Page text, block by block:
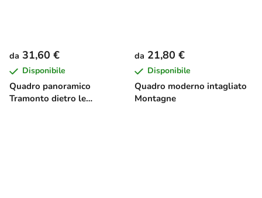
Quadro panoramico
Tramonto dietro le
da 31,60 €
Disponibile
Quadro moderno intagliato
Montagne
da 21,80 €
Disponibile